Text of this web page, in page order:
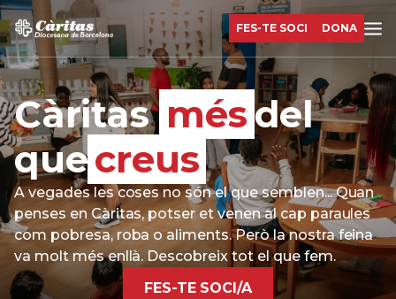
FES-TE SOCI DONA
Càritas mésdel
quecreus
A vegades les coses no són el que semblen... Quan
penses en Càritas, potser et venen al cap paraules
com pobresa, roba o aliments. Però la nostra feina
va molt més enllà. Descobreix tot el que fem.
FES-TE SOCI/A